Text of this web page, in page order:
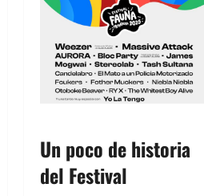
Un poco de historia
del Festival